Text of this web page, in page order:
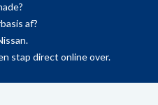
af?
stap direct online over.